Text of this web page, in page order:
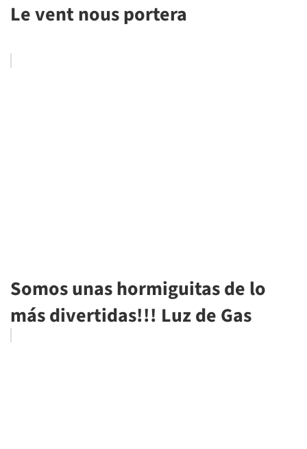
Le vent nous portera
Somos unas hormiguitas de lo
más divertidas!!! Luz de Gas